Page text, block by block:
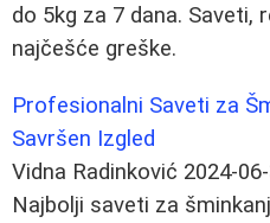
do 5kg za 7 dana.
najčešće greške.
Profesionalni Saveti za
Savršen Izgled
Vidna Radinković 2024-
Najbolji saveti za